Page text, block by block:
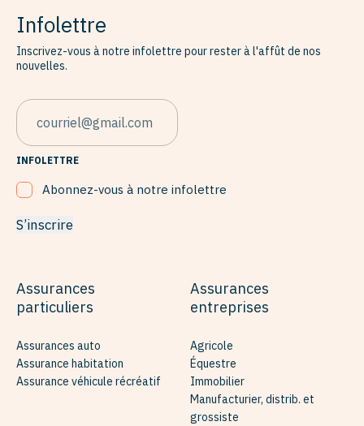
Infolettre
Inscrivez-vous à notre infolettre pour rester à l'affût de nos
nouvelles.
EMAIL
INFOLETTRE
Abonnez-vous à notre infolettre
S’inscrire
Assurances
particuliers
Assurances auto
Assurance habitation
Assurance véhicule récréatif
Assurances
entreprises
Agricole
Équestre
Immobilier
Manufacturier, distrib. et
grossiste